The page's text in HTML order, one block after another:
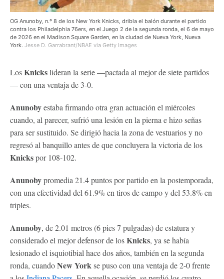
OG Anunoby, n.º 8 de los New York Knicks, dribla el balón durante el partido
contra los Philadelphia 76ers, en el Juego 2 de la segunda ronda, el 6 de mayo
de 2026 en el Madison Square Garden, en la ciudad de Nueva York, Nueva
York. Jesse D. Garrabrant/NBAE via Getty Images
LosKnickslideran la serie —pactada al mejor de siete partidos
— con una ventaja de 3-0.
Anunobyestaba firmando otra gran actuación el miércoles
cuando, al parecer, sufrió una lesión en la pierna e hizo señas
para ser sustituido. Se dirigió hacia la zona de vestuarios y no
regresó al banquillo antes de que concluyera la victoria de los
Knickspor 108-102.
Anunobypromedia 21.4 puntos por partido en la postemporada,
con una efectividad del 61.9% en tiros de campo y del 53.8% en
triples.
Anunoby, de 2.01 metros (6 pies 7 pulgadas) de estatura y
considerado el mejor defensor de losKnicks, ya se había
lesionado el isquiotibial hace dos años, también en la segunda
ronda, cuandoNew Yorkse puso con una ventaja de 2-0 frente